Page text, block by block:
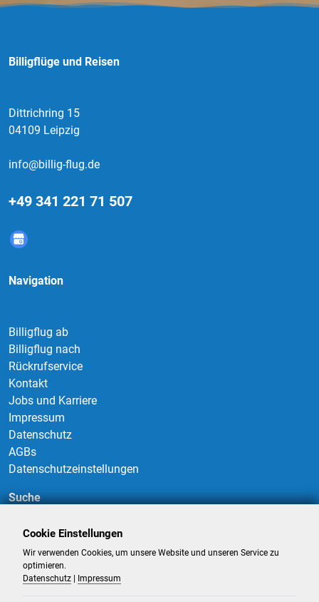
Billigflüge und Reisen
Dittrichring 15
04109 Leipzig
info@billig-flug.de
+49 341 221 71 507
Navigation
Billigflug ab
Billigflug nach
Rückrufservice
Kontakt
Jobs und Karriere
Impressum
Datenschutz
AGBs
Datenschutzeinstellungen
Suche
Suchen
Cookie Einstellungen
Wir verwenden Cookies, um unsere Website und unseren Service zu
optimieren.
Datenschutz
Impressum